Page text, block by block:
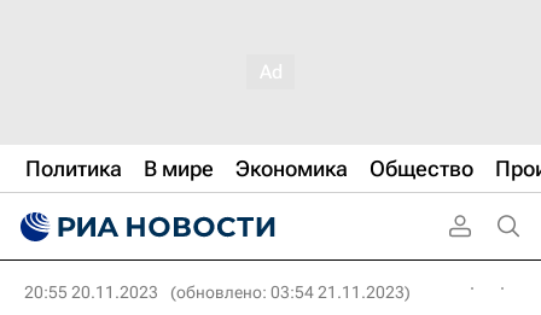
Политика В мире Экономика Общество
20:55 20.11.2023 (обновлено: 03:54 21.11.2023)